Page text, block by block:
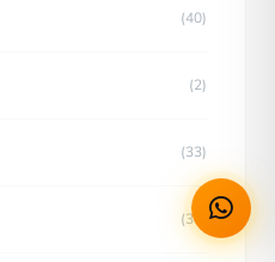
(40)
(2)
(33)
(38)